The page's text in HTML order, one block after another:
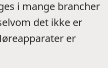
i mange brancher
det ikke er
er